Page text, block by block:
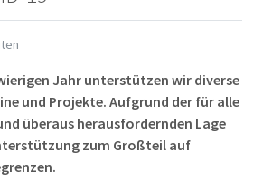
Jahr unterstützen wir diverse
und Projekte. Aufgrund der für alle
überaus herausfordernden Lage
zum Großteil auf